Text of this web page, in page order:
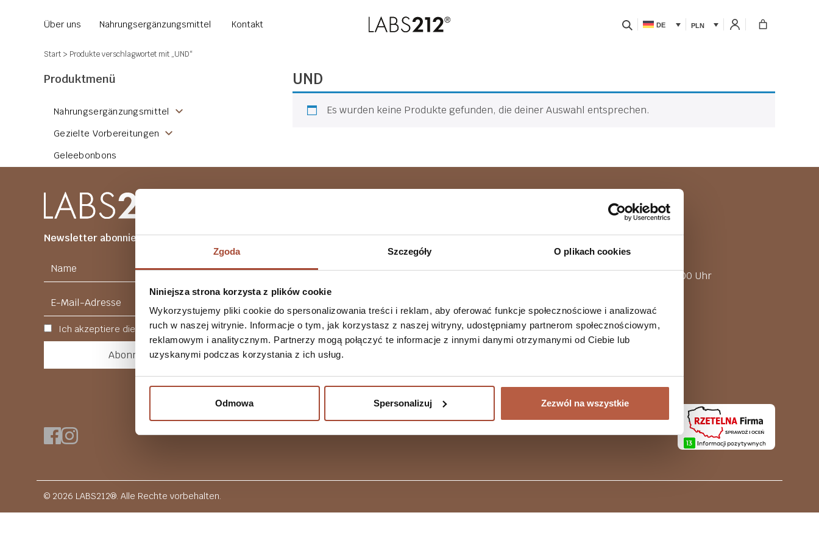
Zgoda Szczegóły O plikach cookies
Niniejsza strona korzysta z plików cookie
Wykorzystujemy pliki cookie do spersonalizowania treści i reklam, aby oferować funkcje społecznościowe i analizować
ruch w naszej witrynie. Informacje o tym, jak korzystasz z naszej witryny, udostępniamy partnerom społecznościowym,
reklamowym i analitycznym. Partnerzy mogą połączyć te informacje z innymi danymi otrzymanymi od Ciebie lub
uzyskanymi podczas korzystania z ich usług.
Odmowa Spersonalizuj Zezwól na wszystkie
Über uns Nahrungsergänzungsmittel Kontakt DE PLN
Start > Produkte verschlagwortet mit „UND“
Produktmenü
Nahrungsergänzungsmittel
Gezielte Vorbereitungen
Geleebonbons
UND
Es wurden keine Produkte gefunden, die deiner Auswahl entsprechen.
Newsletter abonnieren
Ich akzeptiere die Datenschutzrichtlinie.
Gezielte Vorbereitungen
Vitamine
Geleebonbons
Lieferung und
Zahlung
Mo. – Fr. 9:00 – 15:00
Die Kunden-Hotline ist von 8:00 bis 15:00 Uhr
© 2026 LABS212®. Alle Rechte vorbehalten.